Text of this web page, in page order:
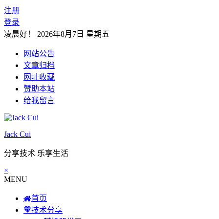
注册
登录
凌晨好！ 2026年8月7日 星期五
网站公告
文章归档
网址收藏
赞助本站
给我留言
Jack Cui
分享技术 乐享生活
×
MENU
首页
技术分享